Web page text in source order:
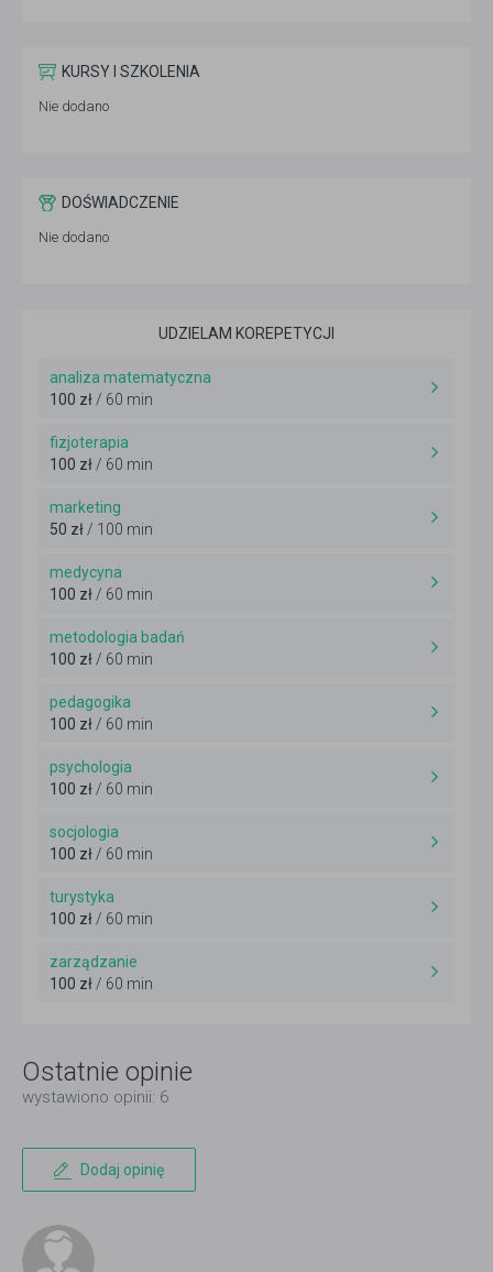
KURSY I SZKOLENIA
Nie dodano
DOŚWIADCZENIE
Nie dodano
UDZIELAM KOREPETYCJI
analiza matematyczna
100 zł/ 60 min
fizjoterapia
100 zł/ 60 min
marketing
50 zł/ 100 min
medycyna
100 zł/ 60 min
metodologia badań
100 zł/ 60 min
pedagogika
100 zł/ 60 min
psychologia
100 zł/ 60 min
socjologia
100 zł/ 60 min
turystyka
100 zł/ 60 min
zarządzanie
100 zł/ 60 min
Ostatnie opinie
wystawiono opinii: 6
Dodaj opinię